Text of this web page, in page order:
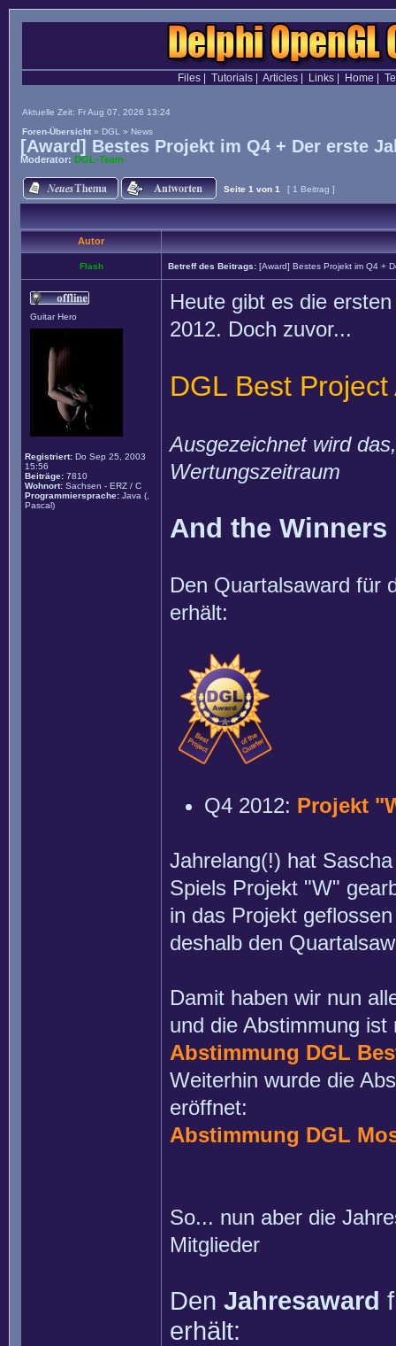
Files| Tutorials| Articles| Links| Home
Aktuelle Zeit: Fr Aug 07, 2026 13:24
Foren-Übersicht » DGL » News
[Award] Bestes Projekt im Q4 + Der erste
Moderator: DGL-Team
Seite 1 von 1 [ 1 Beitrag ]
Autor
Flash Betreff des Beitrags: [Award] Bestes Projekt im Q4 +
Guitar Hero
Registriert: Do Sep 25, 2003
15:56
Beiträge: 7810
Wohnort: Sachsen - ERZ / C
Programmiersprache: Java (,
Pascal)
Heute gibt es die
2012. Doch zuvor...
DGL Best Project
Ausgezeichnet wird
Wertungszeitraum
And the Winners
Den Quartalsaward für
erhält:
Q4 2012: Projekt
Jahrelang(!) hat
Spiels Projekt "W"
in das Projekt
deshalb den
Damit haben wir nun
und die Abstimmung
Abstimmung DGL
Weiterhin wurde die
eröffnet:
Abstimmung DGL
So... nun aber die
Mitglieder
Den Jahresaward
erhält: